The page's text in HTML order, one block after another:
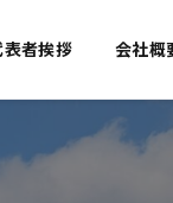
表者挨拶 会社概